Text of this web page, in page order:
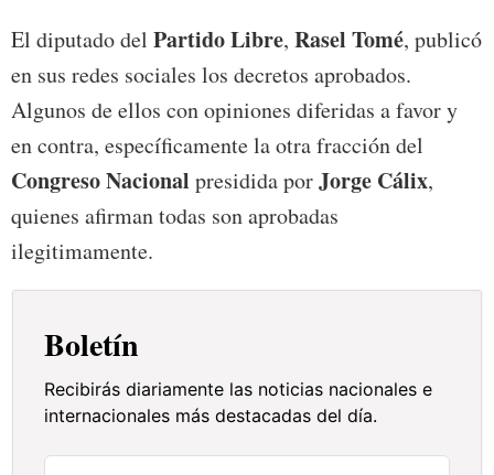
El diputado del PartidoLibre, Rasel Tomé, publicó
en sus redes sociales los decretos aprobados.
Algunos de ellos con opiniones diferidas a favor y
en contra, específicamente la otra fracción del
Congreso Nacional presidida porJorge Cálix,
quienes afirman todas son aprobadas
ilegitimamente.
Boletín
Recibirás diariamente las noticias nacionales e
internacionales más destacadas del día.